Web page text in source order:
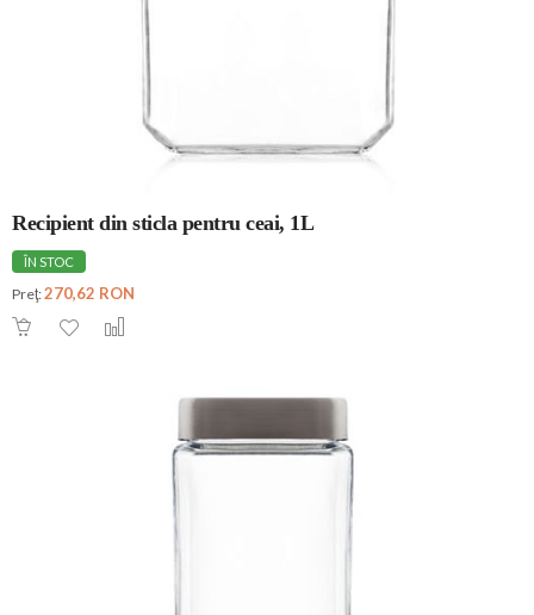
Recipient din sticla pentru ceai, 1L
ÎN STOC
Preţ:270,62 RON